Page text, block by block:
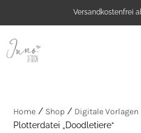
Versandkostenfrei
Home / Shop / Digitale Vorlagen
Plotterdatei „Doodletiere“